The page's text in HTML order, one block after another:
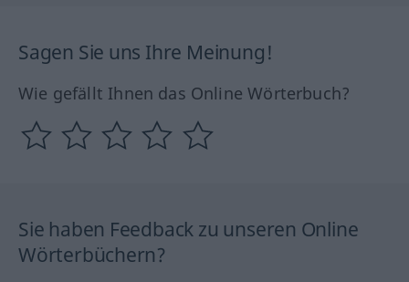
Sagen Sie uns Ihre Meinung!
Wie gefällt Ihnen das Online Wörterbuch?
Sie haben Feedback zu unseren Online
Wörterbüchern?